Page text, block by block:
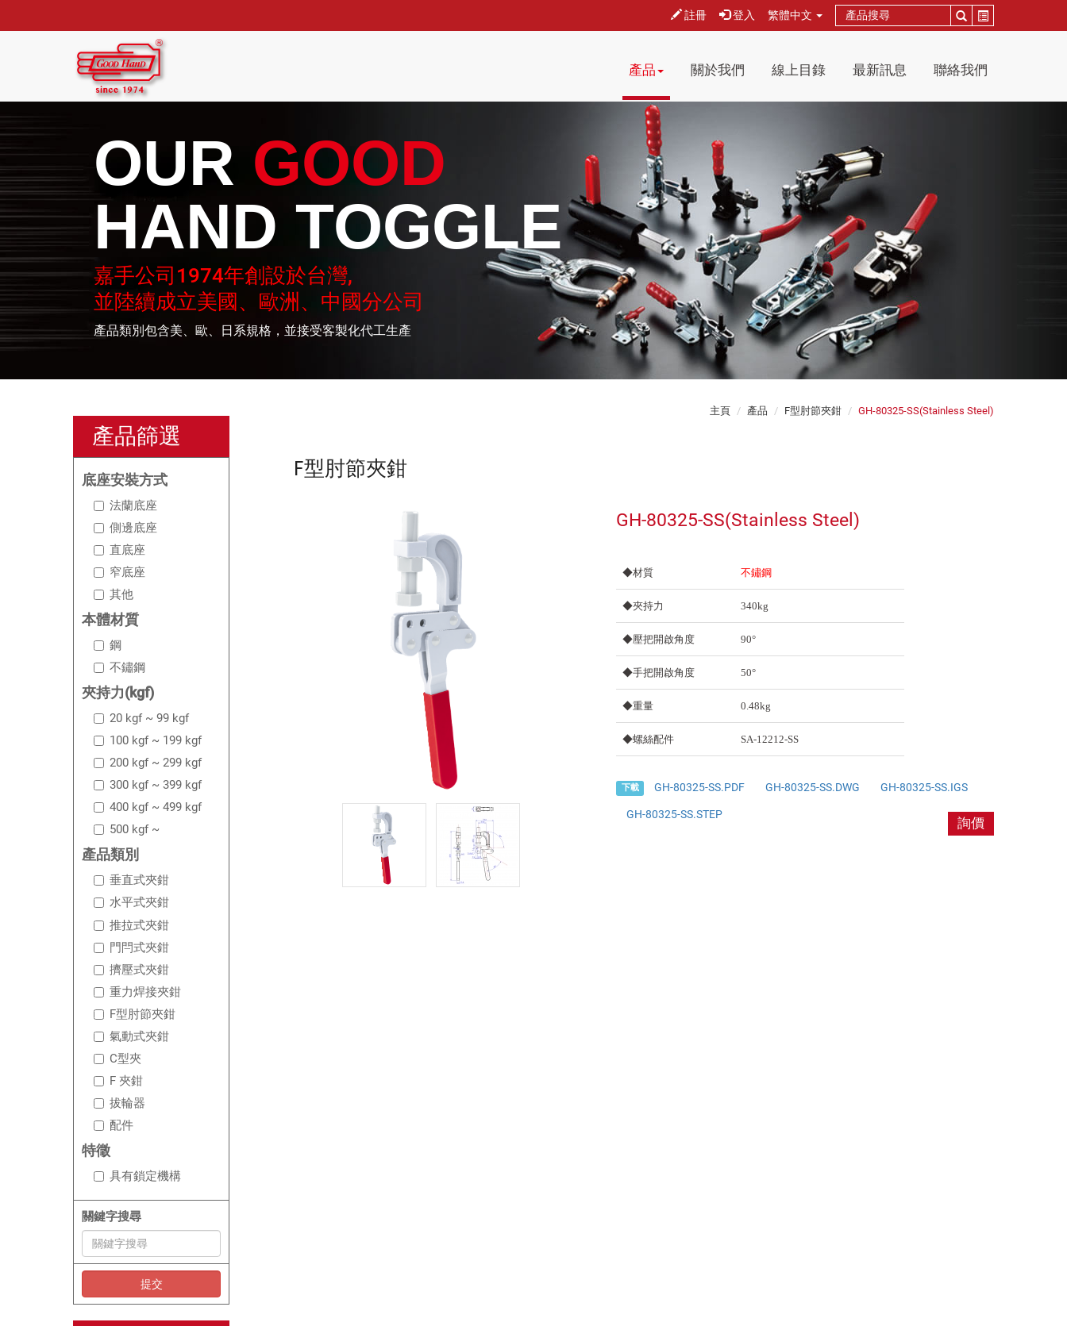
繁體中文
登入
註冊
產品 關於我們 線上目錄 最新訊息 聯絡我們
OUR GOOD
HAND TOGGLE
嘉手公司1974年創設於台灣,
並陸續成立美國、歐洲、中國分公司
產品類別包含美、歐、日系規格，並接受客製化代工生產
產品篩選
底座安裝方式
法蘭底座
側邊底座
直底座
窄底座
其他
本體材質
鋼
不鏽鋼
夾持力(kgf)
20 kgf ~ 99 kgf
100 kgf ~ 199 kgf
200 kgf ~ 299 kgf
300 kgf ~ 399 kgf
400 kgf ~ 499 kgf
500 kgf ~
產品類別
垂直式夾鉗
水平式夾鉗
推拉式夾鉗
門閂式夾鉗
擠壓式夾鉗
重力焊接夾鉗
F型肘節夾鉗
氣動式夾鉗
C型夾
F 夾鉗
拔輪器
配件
特徵
具有鎖定機構
關鍵字搜尋
提交
主頁 產品 F型肘節夾鉗 GH-80325-SS(Stainless Steel)
F型肘節夾鉗
GH-80325-SS(Stainless Steel)
◆材質 不鏽鋼
◆夾持力 340kg
◆壓把開啟角度 90°
◆手把開啟角度 50°
◆重量 0.48kg
◆螺絲配件 SA-12212-SS
詢價
下載 GH-80325-SS.PDF GH-80325-SS.DWG GH-80325-SS.IGS
GH-80325-SS.STEP